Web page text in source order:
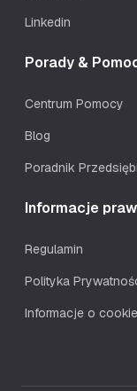
Linkedin
Porady &
Centrum Pomocy
Blog
Poradnik
Informacje
Regulamin
Polityka
Informacje o